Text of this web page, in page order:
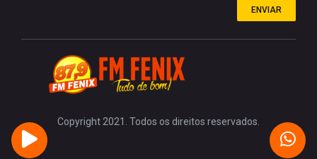
ENVIAR
Copyright 2021. Todos os direitos reservados.